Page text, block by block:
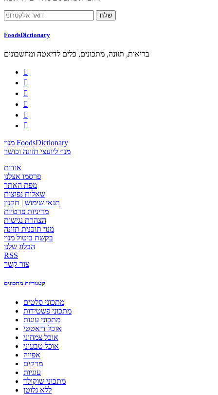
FoodsDictionary
בריאות, תזונה, מתכונים, כלים לדיאטה ומחשבונים






מנוי FoodsDictionary
מנוי ליועצי תזונה וכושר
אודות
פרסמו אצלנו
מפת האתר
שאלות נפוצות
תנאי שימוש | תקנון
מדיניות פרטיות
הצהרת נגישות
מנוי תוכנית תזונה
בקשת ביטול מנוי
הבלוג שלנו
RSS
צור קשר
קטגוריות מתכונים
מתכוני סלטים
מתכוני פשטידות
מתכוני עוגות
אוכל דיאטטי
אוכל צמחוני
אוכל טבעוני
אפייה
מרקים
עוגיות
מתכוני שוקולד
ללא גלוטן